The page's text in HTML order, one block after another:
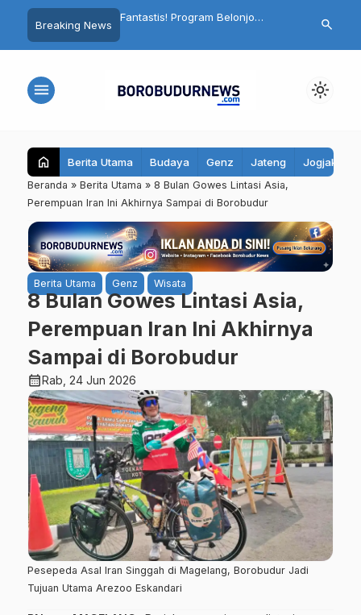
Breaking News
Akan Dipugar
Atap Lagi
Fantastis! Program Belonjo
Juta, Bupati Magelang Bidik
Terungkap!
Pilgub 2029,
search
menu light_mode
home Berita Utama Budaya Genz Jateng Jogjakarta
Beranda » Berita Utama » 8 Bulan Gowes Lintasi Asia,
Perempuan Iran Ini Akhirnya Sampai di Borobudur
Berita Utama Genz Wisata
8 Bulan Gowes Lintasi Asia,
Perempuan Iran Ini Akhirnya
Sampai di Borobudur
calendar_monthRab, 24 Jun 2026
Pesepeda Asal Iran Singgah di Magelang, Borobudur Jadi
Tujuan Utama Arezoo Eskandari